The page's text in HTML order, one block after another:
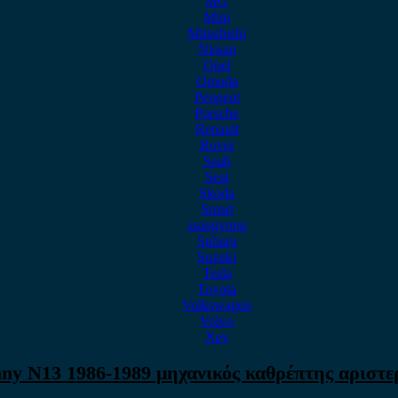
Mini
Mitsubishi
Nissan
Opel
Omoda
Peugeot
Porsche
Renault
Rover
Saab
Seat
Skoda
Smart
ssangyong
Subaru
Suzuki
Tesla
Toyota
Volkswagen
Volvo
Xev
N13 1986-1989 μηχανικός καθρέπτης